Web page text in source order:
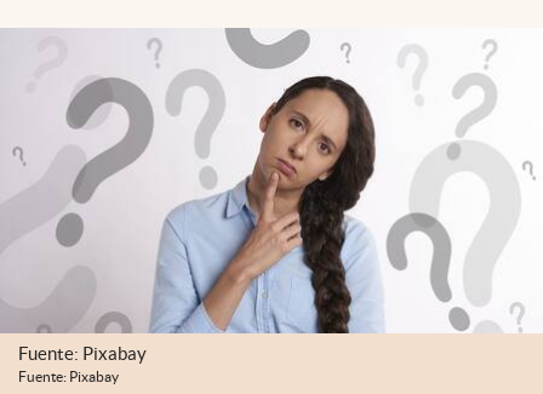
Fuente: Pixabay
Fuente: Pixabay